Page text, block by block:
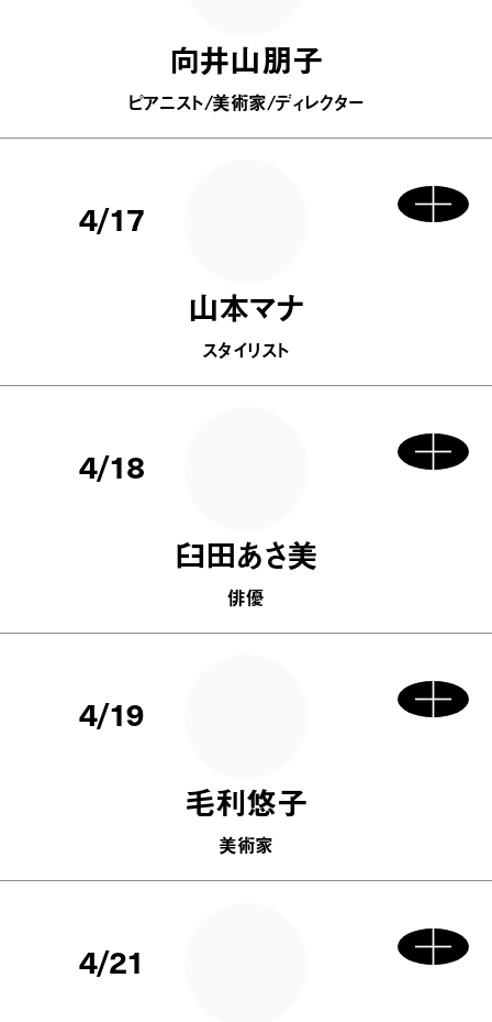
向井山朋子
ピアニスト/美術家/ディレクター
4/17
山本マナ
スタイリスト
4/18
臼田あさ美
俳優
4/19
毛利悠子
美術家
4/21